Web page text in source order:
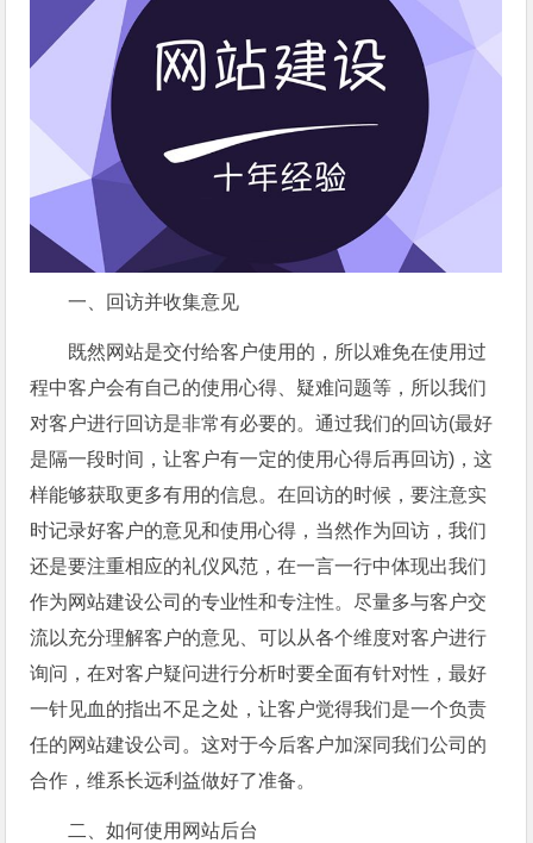
一、回访并收集意见
既然网站是交付给客户使用的，所以难免在使用过
程中客户会有自己的使用心得、疑难问题等，所以我们
对客户进行回访是非常有必要的。通过我们的回访(最好
是隔一段时间，让客户有一定的使用心得后再回访)，这
样能够获取更多有用的信息。在回访的时候，要注意实
时记录好客户的意见和使用心得，当然作为回访，我们
还是要注重相应的礼仪风范，在一言一行中体现出我们
作为网站建设公司的专业性和专注性。尽量多与客户交
流以充分理解客户的意见、可以从各个维度对客户进行
询问，在对客户疑问进行分析时要全面有针对性，最好
一针见血的指出不足之处，让客户觉得我们是一个负责
任的网站建设公司。这对于今后客户加深同我们公司的
合作，维系长远利益做好了准备。
二、如何使用网站后台